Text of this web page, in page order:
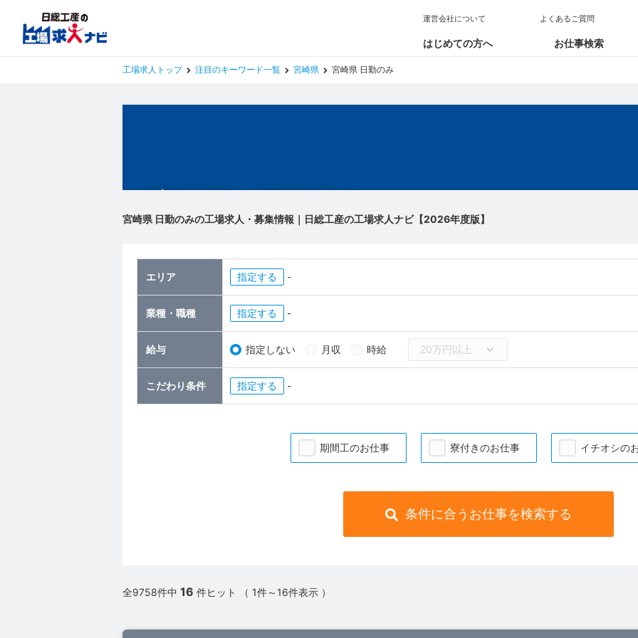
はじめての方へ お仕事検索
運営会社について よくあるご質問
工場求人トップ 注目のキーワード一覧 宮崎県 宮崎県 日勤のみ
宮崎県 日勤のみの工場求人・募集情報｜日総工産の工場求人ナビ【2026年度版】
エリア 指定 -
業種・職種 指定 -
給与 指定しない 月収 時給
こだわり条件 指定 -
期間工のお仕事 寮付きのお仕事 イチオシの
条件に合うお仕事を検索する
全9758件中 16 件ヒット （ 1件～16件表示 ）